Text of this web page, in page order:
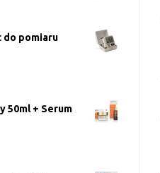
do pomiaru
50ml + Serum